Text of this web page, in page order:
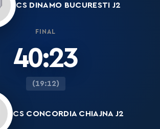
CS DINAMO BUCURESTI J2
FINAL
40:23
(19:12)
CS CONCORDIA CHIAJNA J2